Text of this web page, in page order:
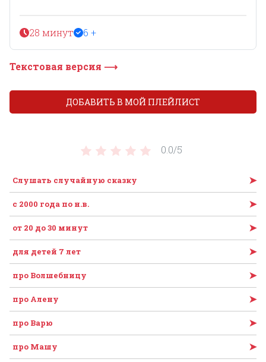
28 минут 6 +
Текстовая версия ⟶
0.0/5
Слушать случайную сказку ➤
c 2000 года по н.в. ➤
от 20 до 30 минут ➤
для детей 7 лет ➤
про Волшебницу ➤
про Алену ➤
про Варю ➤
про Машу ➤
ДОБАВИТЬ В МОЙ ПЛЕЙЛИСТ